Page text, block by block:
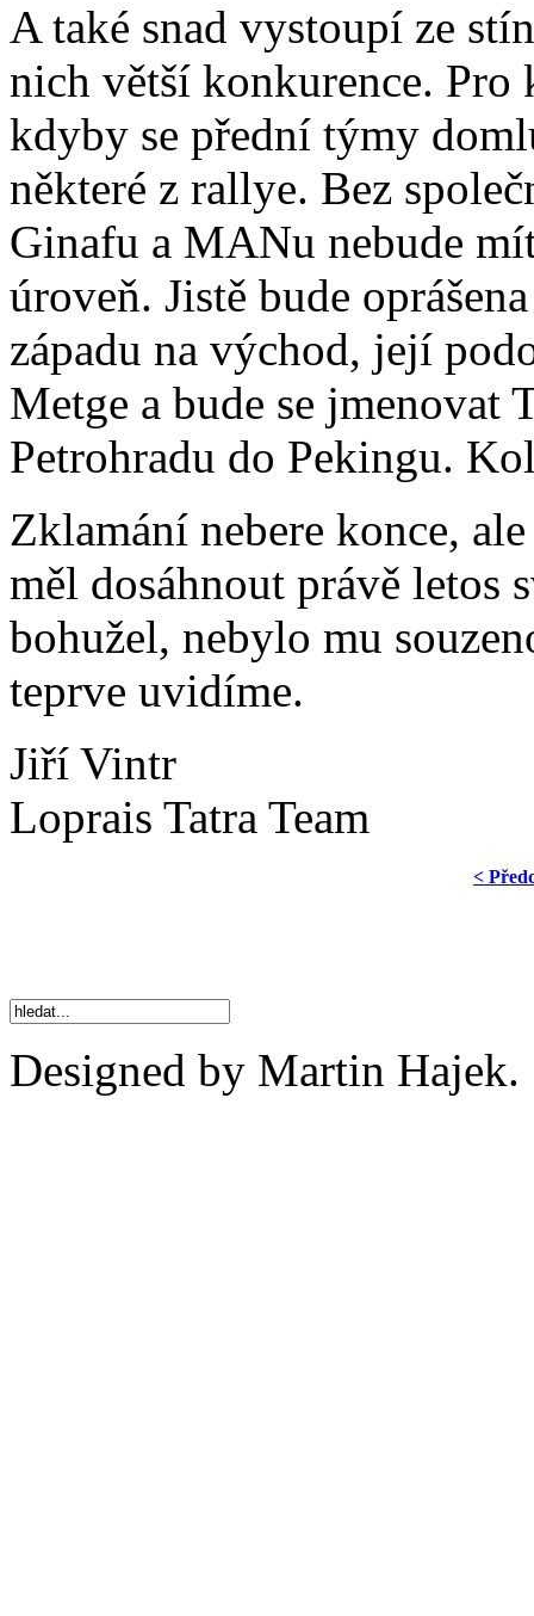
A také snad vystoupí ze
nich větší konkurence.
kdyby se přední týmy
některé z rallye. Bez
Ginafu a MANu nebude
úroveň. Jistě bude
západu na východ, její
Metge a bude se jmenovat
Petrohradu do Pekingu.
Zklamání nebere konce,
měl dosáhnout právě letos
bohužel, nebylo mu
teprve uvidíme.
Jiří Vintr
Loprais Tatra Team
<
Designed by Martin Hajek.